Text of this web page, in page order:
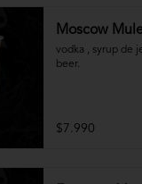
Moscow
vodka , syrup de
beer.
$7.990